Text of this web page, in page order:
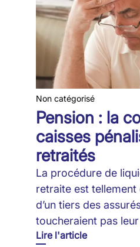
Non catégorisé
Pension : la
caisses
retraités
La procédure de
retraite est
d’un tiers des
toucheraient pas
Lire l'article